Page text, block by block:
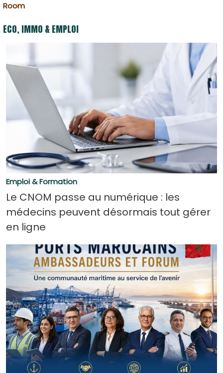
Room
ECO, IMMO & EMPLOI
Emploi & Formation
Le CNOM passe au numérique : les
médecins peuvent désormais tout gérer
en ligne